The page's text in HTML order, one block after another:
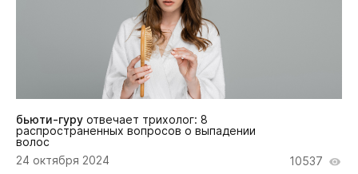
бьюти-гуру отвечает трихолог: 8
распространенных вопросов о выпадении
волос
24 октября 2024
10537